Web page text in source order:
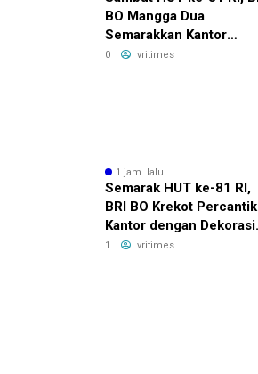
BO Mangga Dua
Semarakkan Kantor
dengan Nuansa Merah
0 vritimes
1 jam lalu
Semarak HUT ke-81 RI,
BRI BO Krekot Percantik
Kantor dengan Dekorasi
Bernuansa Merah Putih
1 vritimes